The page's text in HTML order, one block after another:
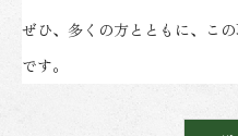
ぜひ、多くの方とともに、こ
です。